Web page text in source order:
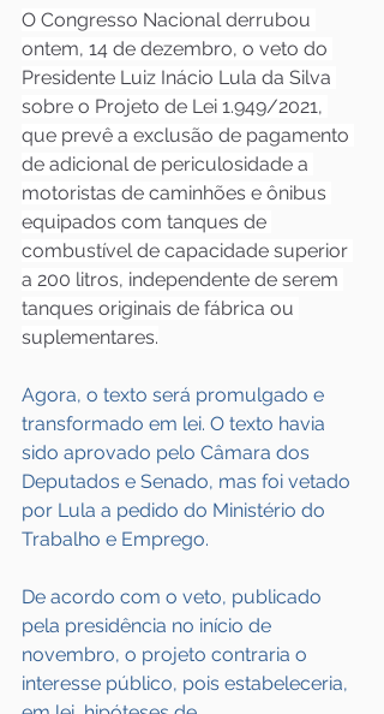
O Congresso Nacional derrubou
ontem, 14 de dezembro, o veto do
Presidente Luiz Inácio Lula da Silva
sobre o Projeto de Lei 1.949/2021,
que prevê a exclusão de pagamento
de adicional de periculosidade a
motoristas de caminhões e ônibus
equipados com tanques de
combustível de capacidade superior
a 200 litros, independente de serem
tanques originais de fábrica ou
suplementares.
Agora, o texto será promulgado e
transformado em lei. O texto havia
sido aprovado pelo Câmara dos
Deputados e Senado, mas foi vetado
por Lula a pedido do Ministério do
Trabalho e Emprego.
De acordo com o veto, publicado
pela presidência no início de
novembro, o projeto contraria o
interesse público, pois estabeleceria,